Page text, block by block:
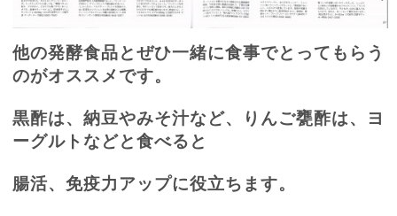
他の発酵食品とぜひ一緒に食事でとってもらう
のがオススメです。
黒酢は、納豆やみそ汁など、りんご甕酢は、ヨ
ーグルトなどと食べると
腸活、免疫力アップに役立ちます。